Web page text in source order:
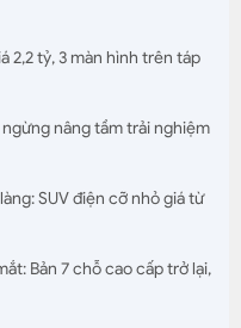
2,2 tỷ, 3 màn hình trên táp
nâng tầm trải nghiệm
SUV điện cỡ nhỏ giá từ
Bản 7 chỗ cao cấp trở lại,